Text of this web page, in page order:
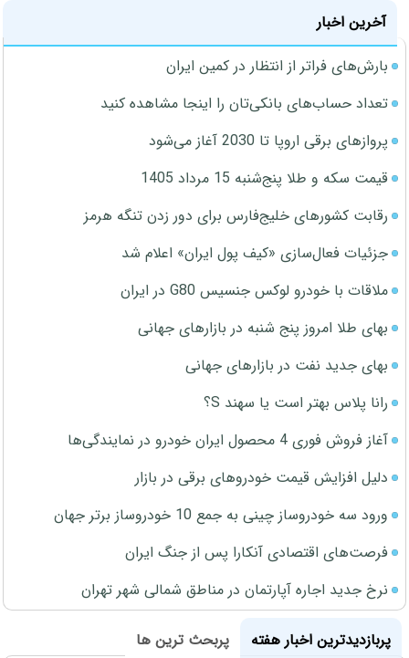
آخرین اخبار
بارش‌های فراتر از انتظار در کمین ایران
تعداد حساب‌های بانکی‌تان را اینجا مشاهده کنید
پروازهای برقی اروپا تا 2030 آغاز می‌شود
قیمت سکه و طلا پنج‌شنبه 15 مرداد 1405
رقابت کشورهای خلیج‌فارس برای دور زدن تنگه هرمز
جزئیات فعال‌سازی «کیف پول ایران» اعلام شد
ملاقات با خودرو لوکس جنسیس G80 در ایران
بهای طلا امروز پنج شنبه در بازارهای جهانی
بهای جدید نفت در بازارهای جهانی
رانا پلاس بهتر است یا سهند S؟
آغاز فروش فوری 4 محصول ایران خودرو در نمایندگی‌ها
دلیل افزایش قیمت خودروهای برقی در بازار
ورود سه خودروساز چینی به جمع 10 خودروساز برتر جهان
فرصت‌های اقتصادی آنکارا پس از جنگ ایران
نرخ جدید اجاره آپارتمان در مناطق شمالی شهر تهران
پربازدیدترین اخبار هفته
پربحث ترین ها